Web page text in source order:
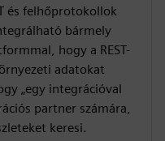
és felhőprotokollok
bármely
hogy a REST-
adatokat
„egy integrációval
partner számára,
keresi.